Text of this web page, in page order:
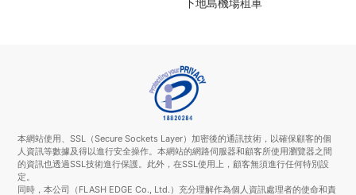
下地島機場租車
本網站使用、SSL（Secure Sockets Layer）加密後的通訊技術，以確保顧客的個
人資訊等數據及得以進行安全操作。本網站的網路伺服器和顧客所使用瀏覽器之間
的資訊也透過SSL技術進行保護。此外，在SSL使用上，顧客無須進行任何特別設
定。
同時，本公司（FLASH EDGE Co., Ltd.）充分理解作為個人資訊處理者的使命和責